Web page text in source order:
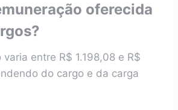
oferecida
entre R$ 1.198,08 e R$
do cargo e da carga